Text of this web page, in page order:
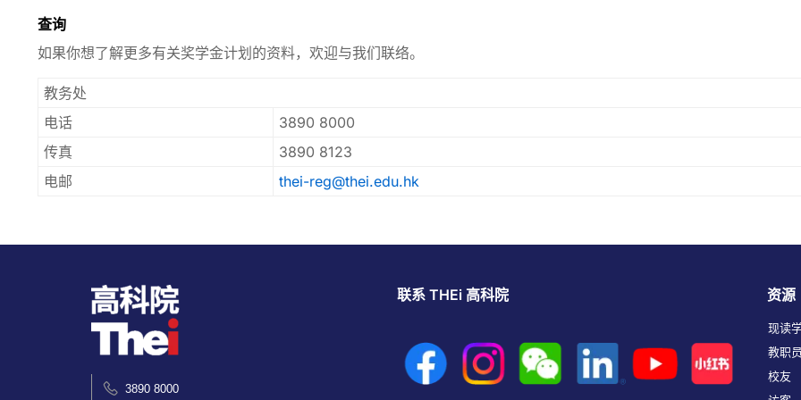
查询
如果你想了解更多有关奖学金计划的资料，欢迎与我们联络。
教务处
电话
3890 8000
传真
3890 8123
电邮
thei-reg@thei.edu.hk
3890 8000
联系 THEi 高科院 资源
现读
教职
校友